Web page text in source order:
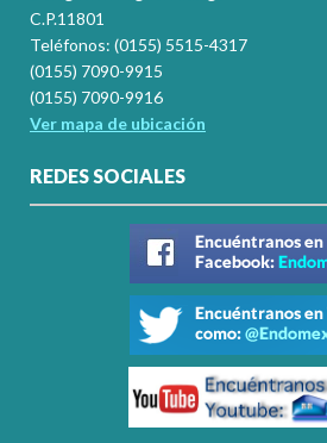
C.P.11801
Teléfonos: (0155) 5515-4317
(0155) 7090-9915
(0155) 7090-9916
Ver mapa de ubicación
REDES SOCIALES